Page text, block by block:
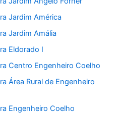
Jardim América
Jardim Amália
Eldorado I
Centro Engenheiro Coelho
Área Rural de Engenheiro
Engenheiro Coelho